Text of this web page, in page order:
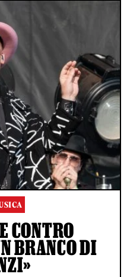
CONTRO
BRANCO DI